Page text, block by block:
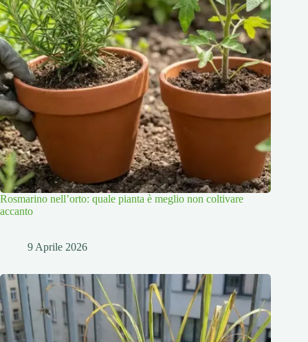
Rosmarino nell’orto: quale pianta è meglio non coltivare
accanto
9 Aprile 2026